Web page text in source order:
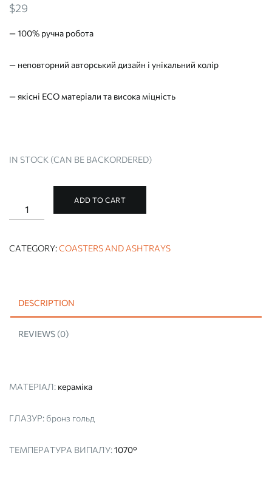
$29
— 100% ручна робота
— неповторний авторський дизайн і унікальний колір
— якісні ECO матеріали та висока міцність
IN STOCK (CAN BE BACKORDERED)
SNAKE
ASHTRAY
ADD TO CART
CATEGORY:COASTERS AND ASHTRAYS
DESCRIPTION
REVIEWS (0)
МАТЕРІАЛ: кераміка
ГЛАЗУР: бронз гольд
ТЕМПЕРАТУРА ВИПАЛУ:1070°